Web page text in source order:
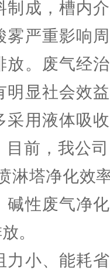
制成，槽内
雾严重影响
放。废气经
明显社会效
采用液体吸
目前，我公
淋塔净化效
碱性废气净
。
力小、能耗